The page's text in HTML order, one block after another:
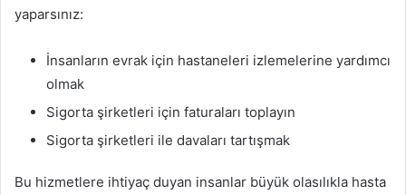
yaparsınız:
İnsanların evrak için hastaneleri izlemelerine yardımcı
olmak
Sigorta şirketleri için faturaları toplayın
Sigorta şirketleri ile davaları tartışmak
Bu hizmetlere ihtiyaç duyan insanlar büyük olasılıkla hasta